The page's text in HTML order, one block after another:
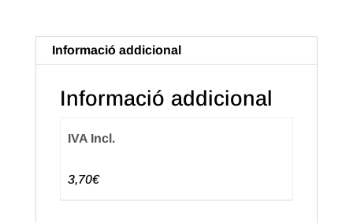
Color
Verd
Informació addicional
Informació addicional
IVA Incl.
3,70€